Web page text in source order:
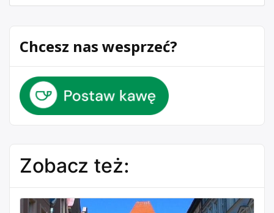
Chcesz nas wesprzeć?
Zobacz też: